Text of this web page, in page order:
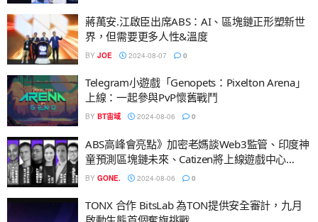
蔣萬安.江啟臣出席ABS：AI、區塊鏈正形塑新世
界，但需要更多人性&溫度
BY JOE 2024-08-07 0
Telegram小遊戲「Genopets：Pixelton Arena」
上線：一起參與PvP懷舊戰鬥
BY BT宙域 2024-08-06 0
ABS高峰會亮點》加密老媽談Web3監管、印度神
童預測區塊鏈未來、Catizen將上線遊戲中心…
BY GONE. 2024-08-06 0
TONX 合作 BitsLab 為TON提供安全審計，九月